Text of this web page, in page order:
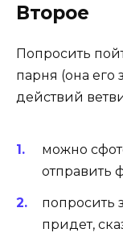
Второе
Попросить
парня (она его
действий
можно
отправить
попросить
придет,